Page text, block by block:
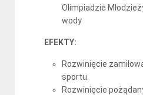
Olimpiadzie
wody
EFEKTY:
Rozwinięcie
sportu.
Rozwinięcie